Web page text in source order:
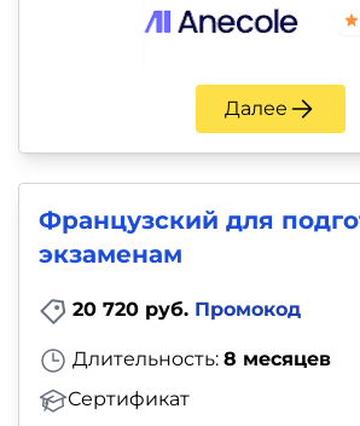
Далее
Французский для
экзаменам
20 720 руб. Промокод
Длительность: 8 месяцев
Сертификат